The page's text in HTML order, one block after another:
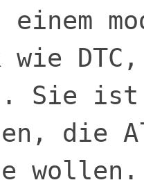
DTC,
Sie
die
wollen.